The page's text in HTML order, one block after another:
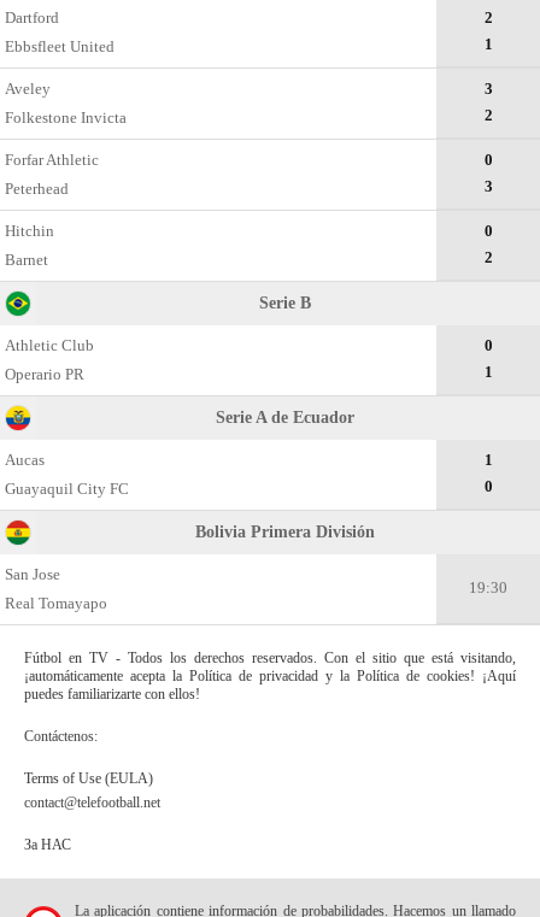
Dartford
Ebbsfleet United
2
1
Aveley
Folkestone Invicta
3
2
Forfar Athletic
Peterhead
0
3
Hitchin
Barnet
0
2
Serie B
Athletic Club
Operario PR
0
1
Serie A de Ecuador
Aucas
Guayaquil City FC
1
0
Bolivia Primera División
San Jose
Real Tomayapo
19:30
Fútbol en TV - Todos los derechos reservados. Con el sitio que está visitando,
¡automáticamente acepta la Política de privacidad y la Política de cookies! ¡Aquí
puedes familiarizarte con ellos!
Contáctenos:
Terms of Use (EULA)
contact@telefootball.net
За НАС
La aplicación contiene información de probabilidades. Hacemos un llamado